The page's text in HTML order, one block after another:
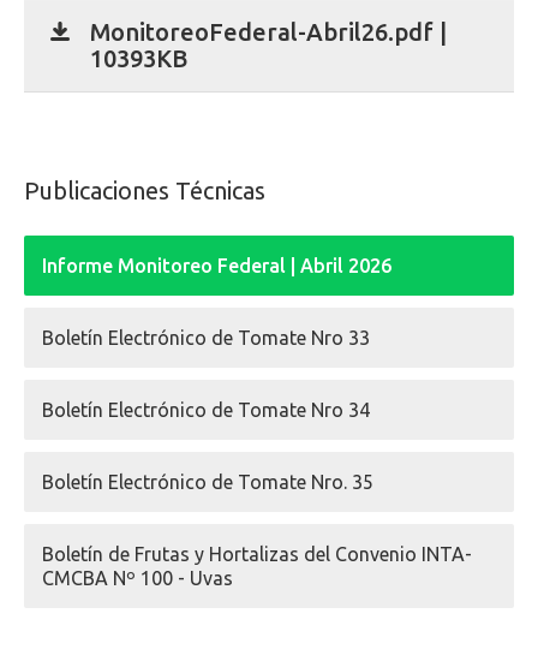
MonitoreoFederal-Abril26.pdf |
10393KB
Publicaciones Técnicas
Informe Monitoreo Federal | Abril 2026
Boletín Electrónico de Tomate Nro 33
Boletín Electrónico de Tomate Nro 34
Boletín Electrónico de Tomate Nro. 35
Boletín de Frutas y Hortalizas del Convenio INTA-
CMCBA Nº 100 - Uvas